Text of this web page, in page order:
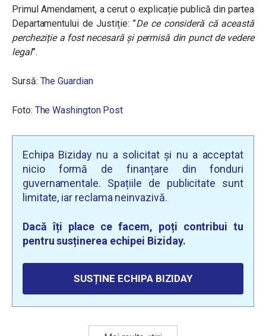
Primul Amendament, a cerut o explicație publică din partea
Departamentului de Justiție: ”De ce consideră că această
percheziție a fost necesară și permisă din punct de vedere
legal”.
Sursă: The Guardian
Foto: The Washington Post
Echipa Biziday nu a solicitat și nu a acceptat
nicio formă de finanțare din fonduri
guvernamentale. Spațiile de publicitate sunt
limitate, iar reclama neinvazivă.
Dacă îți place ce facem, poți contribui tu
pentru susținerea echipei Biziday.
SUSȚINE ECHIPA BIZIDAY